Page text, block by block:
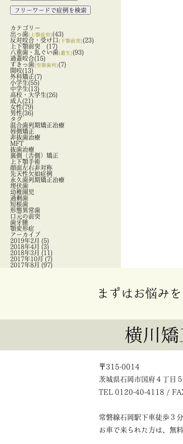
カテゴリー
出っ歯(上顎前突) (43)
反対咬合・受け口 (下顎前突) (23)
上下顎前突 (17)
八重歯・乱ぐい歯(叢生) (93)
過蓋咬合(15)
すきっ歯(空隙歯列) (7)
開咬(13)
外科矯正(7)
小学生(55)
中学生(13)
高校・大学生(26)
成人 (21)
女性(79)
男性(36)
タグ
混合歯列期矯正治療
唇側矯正
非抜歯治療
MFT
抜歯治療
裏側（舌側）矯正
上下顎手術
顔面左右非対称
先天性欠如症例
永久歯列期矯正治療
埋伏歯
幼稚園児
過剰歯
短根歯
形態異常歯
口元の前突
歯牙腫
顎変形症
アーカイブ
2019年2月 (5)
2018年4月 (3)
2018年3月 (11)
2017年10月 (7)
2017年8月 (97)
まずはお悩み
〒315-0014
茨城県石岡市国府４丁目
TEL 0120-40-4118 /
常磐線石岡駅下車徒歩３分
お車で来られた方は、無